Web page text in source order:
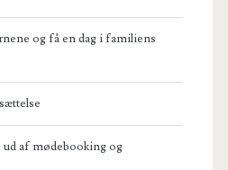
og få en dag i familiens
ud af mødebooking og